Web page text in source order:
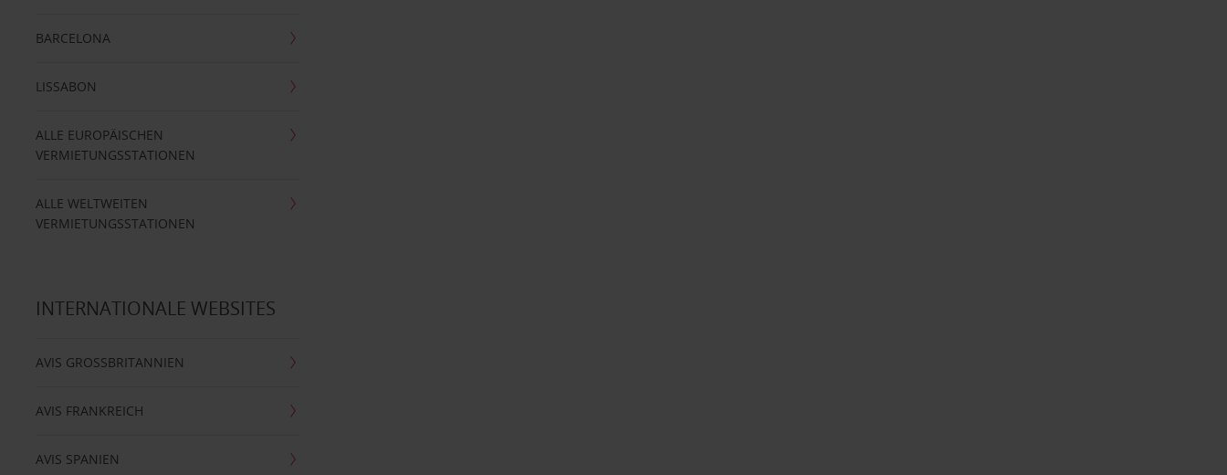
BARCELONA
LISSABON
ALLE EUROPÄISCHEN
VERMIETUNGSSTATIONEN
ALLE WELTWEITEN
VERMIETUNGSSTATIONEN
INTERNATIONALE WEBSITES
AVIS GROSSBRITANNIEN
AVIS FRANKREICH
AVIS SPANIEN